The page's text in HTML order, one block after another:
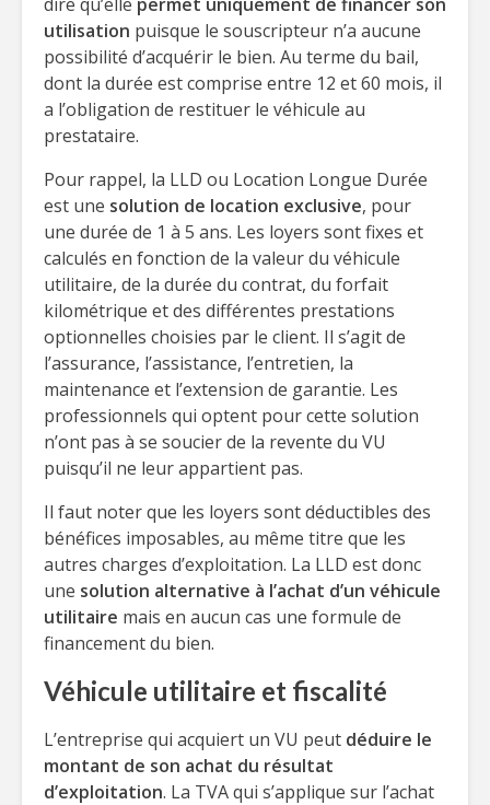
utilisation puisque le souscripteur n’a aucune
possibilité d’acquérir le bien. Au terme du bail,
dont la durée est comprise entre 12 et 60 mois, il
a l’obligation de restituer le véhicule au
prestataire.
Pour rappel, la LLD ou Location Longue Durée
est une solution de location exclusive, pour
une durée de 1 à 5 ans. Les loyers sont fixes et
calculés en fonction de la valeur du véhicule
utilitaire, de la durée du contrat, du forfait
kilométrique et des différentes prestations
optionnelles choisies par le client. Il s’agit de
l’assurance, l’assistance, l’entretien, la
maintenance et l’extension de garantie. Les
professionnels qui optent pour cette solution
n’ont pas à se soucier de la revente du VU
puisqu’il ne leur appartient pas.
Il faut noter que les loyers sont déductibles des
bénéfices imposables, au même titre que les
autres charges d’exploitation. La LLD est donc
une solution alternative à l’achat d’un véhicule
utilitaire mais en aucun cas une formule de
financement du bien.
Véhicule utilitaire et fiscalité
L’entreprise qui acquiert un VU peut déduire le
montant de son achat du résultat
d’exploitation. La TVA qui s’applique sur l’achat